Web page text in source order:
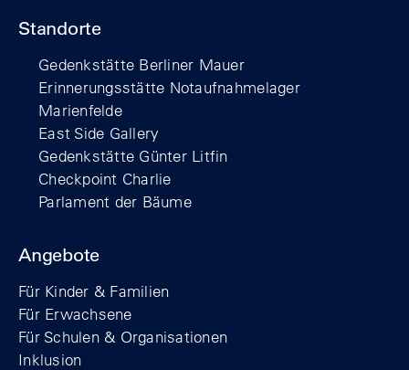
Standorte
Gedenkstätte Berliner Mauer
Erinnerungsstätte Notaufnahmelager
Marienfelde
East Side Gallery
Gedenkstätte Günter Litfin
Checkpoint Charlie
Parlament der Bäume
Angebote
Für Kinder & Familien
Für Erwachsene
Für Schulen & Organisationen
Inklusion